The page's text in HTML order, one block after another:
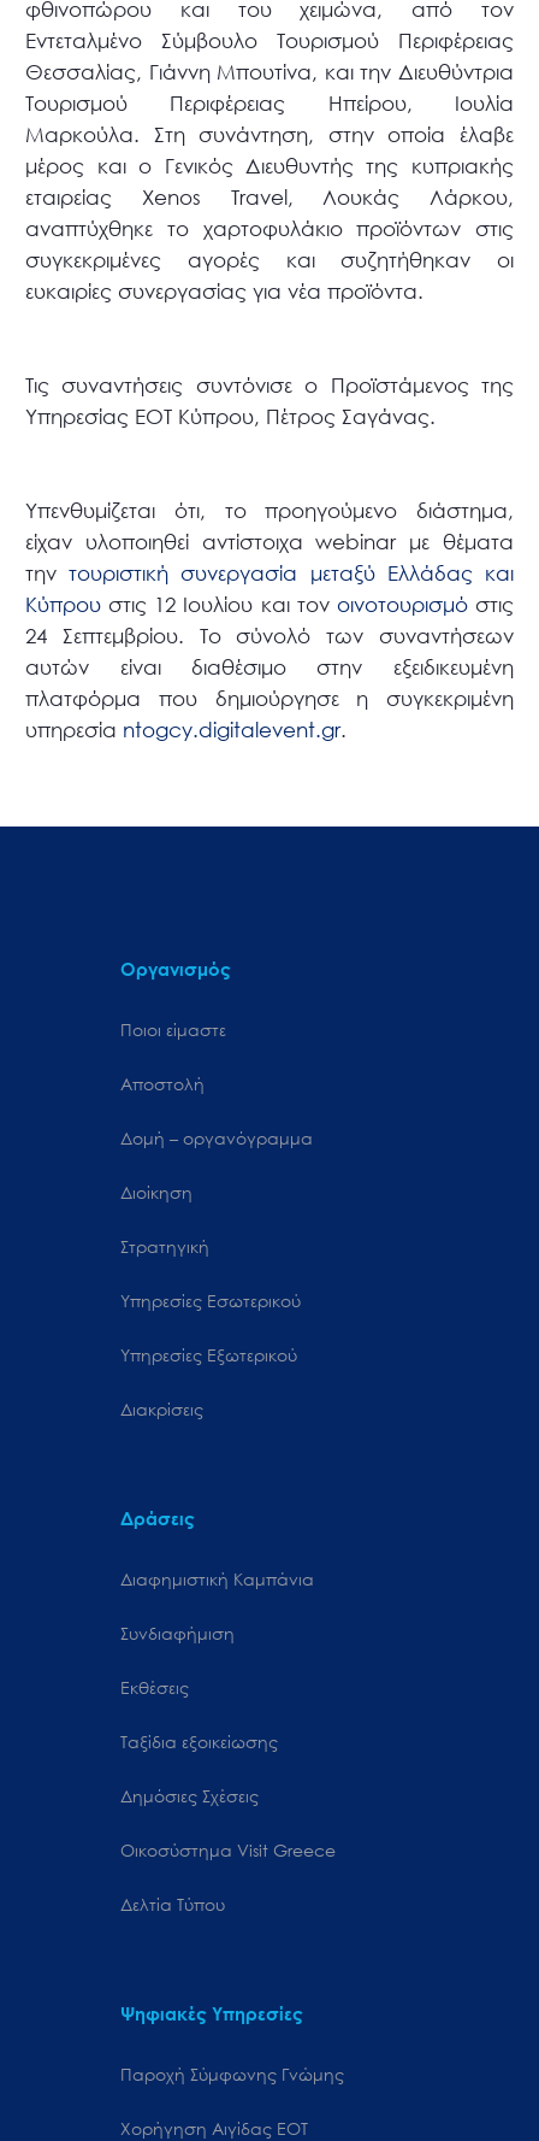
φθινοπώρου και του χειμώνα, από τον
Εντεταλμένο Σύμβουλο Τουρισμού Περιφέρειας
Θεσσαλίας, Γιάννη Μπουτίνα, και την Διευθύντρια
Τουρισμού Περιφέρειας Ηπείρου, Ιουλία
Μαρκούλα. Στη συνάντηση, στην οποία έλαβε
μέρος και ο Γενικός Διευθυντής της κυπριακής
εταιρείας Xenos Travel, Λουκάς Λάρκου,
αναπτύχθηκε το χαρτοφυλάκιο προϊόντων στις
συγκεκριμένες αγορές και συζητήθηκαν οι
ευκαιρίες συνεργασίας για νέα προϊόντα.
Τις συναντήσεις συντόνισε ο Προϊστάμενος της
Υπηρεσίας ΕΟΤ Κύπρου, Πέτρος Σαγάνας.
Υπενθυμίζεται ότι, το προηγούμενο διάστημα,
είχαν υλοποιηθεί αντίστοιχα webinar με θέματα
τηντουριστική συνεργασία μεταξύ Ελλάδας και
Κύπρουστις 12 Ιουλίου και τον οινοτουρισμόστις
24 Σεπτεμβρίου. Το σύνολό των συναντήσεων
αυτών είναι διαθέσιμο στην εξειδικευμένη
πλατφόρμα που δημιούργησε η συγκεκριμένη
υπηρεσία ntogcy.digitalevent.gr.
Οργανισμός
Ποιοι είμαστε
Αποστολή
Δομή – οργανόγραμμα
Διοίκηση
Στρατηγική
Υπηρεσίες Εσωτερικού
Υπηρεσίες Εξωτερικού
Διακρίσεις
Δράσεις
Διαφημιστική Καμπάνια
Συνδιαφήμιση
Εκθέσεις
Ταξίδια εξοικείωσης
Δημόσιες Σχέσεις
Oικοσύστημα Visit Greece
Δελτία Τύπου
Ψηφιακές Υπηρεσίες
Παροχή Σύμφωνης Γνώμης
Χορήγηση Αιγίδας ΕΟΤ